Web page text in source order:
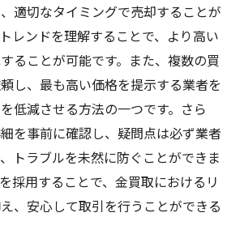
適切なタイミングで売却することが
レンドを理解することで、より高い
ることが可能です。また、複数の買
し、最も高い価格を提示する業者を
低減させる方法の一つです。さら
を事前に確認し、疑問点は必ず業者
トラブルを未然に防ぐことができま
採用することで、金買取におけるリ
、安心して取引を行うことができる